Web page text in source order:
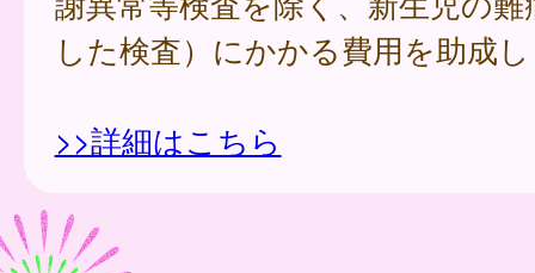
した検査）にかかる費用を助成
>>詳細はこちら